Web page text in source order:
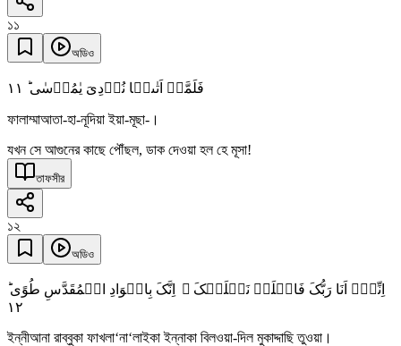
১১
অডিও
فَلَمَّاۤ اَتٰىہَا نُوۡدِیَ یٰمُوۡسٰی ؕ ١١
ফালাম্মাআতা-হা-নূদিয়া ইয়া-মূছা-।
যখন সে আগুনের কাছে পৌঁছল, ডাক দেওয়া হল হে মূসা!
তাফসীর
১২
অডিও
اِنِّیۡۤ اَنَا رَبُّکَ فَاخۡلَعۡ نَعۡلَیۡکَ ۚ اِنَّکَ بِالۡوَادِ الۡمُقَدَّسِ طُوًی ؕ
١٢
ইন্নীআনা রাব্বুকা ফাখলা‘না‘লাইকা ইন্নাকা বিলওয়া-দিল মুকাদ্দাছি তুওয়া।